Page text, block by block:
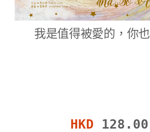
我是值得被愛的，你也
HKD 128.00